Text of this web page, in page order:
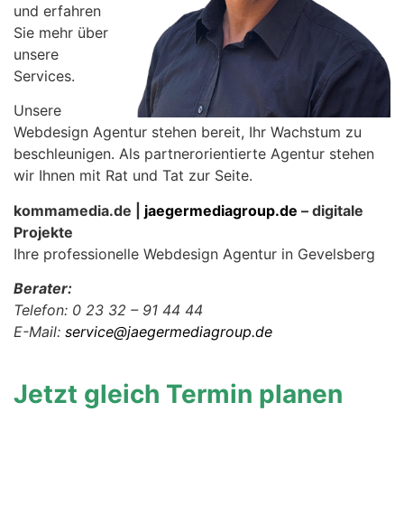
und erfahren
Sie mehr über
unsere
Services.
Unsere
Webdesign Agentur stehen bereit, Ihr Wachstum zu
beschleunigen. Als partnerorientierte Agentur stehen
wir Ihnen mit Rat und Tat zur Seite.
kommamedia.de | jaegermediagroup.de – digitale
Projekte
Ihre professionelle Webdesign Agentur in Gevelsberg
Berater:
Telefon: 0 23 32 – 91 44 44
E-Mail: service@jaegermediagroup.de
Jetzt gleich Termin planen